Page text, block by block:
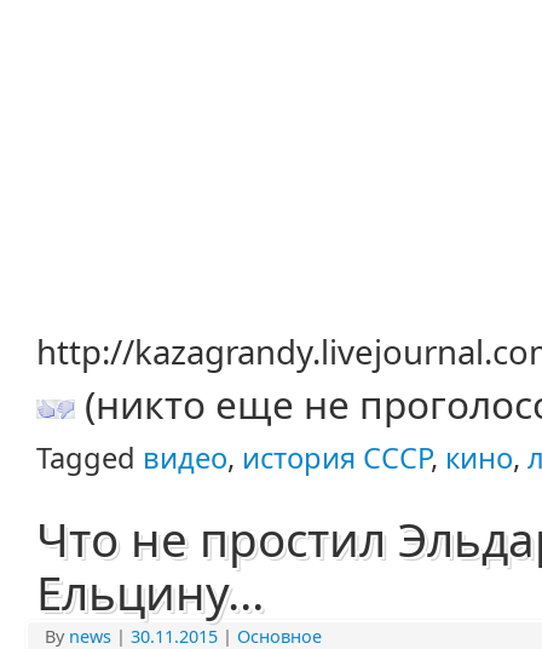
http://
(никто еще не
Tagged видео, история СССР, кино,
Что не простил
Ельцину…
By news | 30.11.2015 | Основное